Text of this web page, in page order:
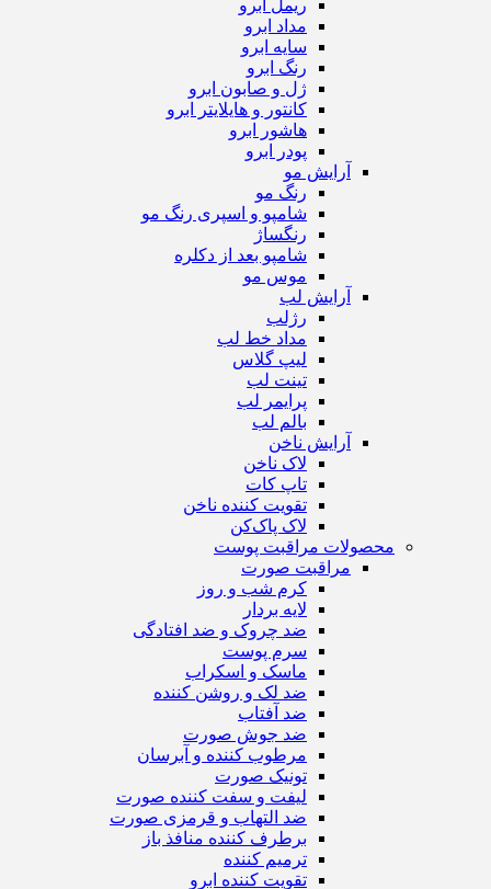
ریمل ابرو
مداد ابرو
سایه ابرو
رنگ ابرو
ژل و صابون ابرو
کانتور و هایلایتر ابرو
هاشور ابرو
پودر ابرو
آرایش مو
رنگ مو
شامپو و اسپری رنگ مو
رنگساژ
شامپو بعد از دکلره
موس مو
آرایش لب
رژ‌لب
مداد خط لب
لیپ گلاس
تینت لب
پرایمر لب
بالم لب
آرایش ناخن
لاک ناخن
تاپ‌ کات
تقویت کننده ناخن
لاک پاک‌کن
محصولات مراقبت پوست
مراقبت صورت
کرم شب و روز
لایه بردار
ضد چروک و ضد افتادگی
سرم پوست
ماسک و اسکراب
ضد لک و روشن کننده
ضد آفتاب
ضد جوش صورت
مرطوب کننده و آبرسان
تونیک صورت
لیفت و سفت کننده صورت
ضد التهاب و قرمزی صورت
برطرف کننده منافذ باز
ترمیم کننده
تقویت کننده ابرو